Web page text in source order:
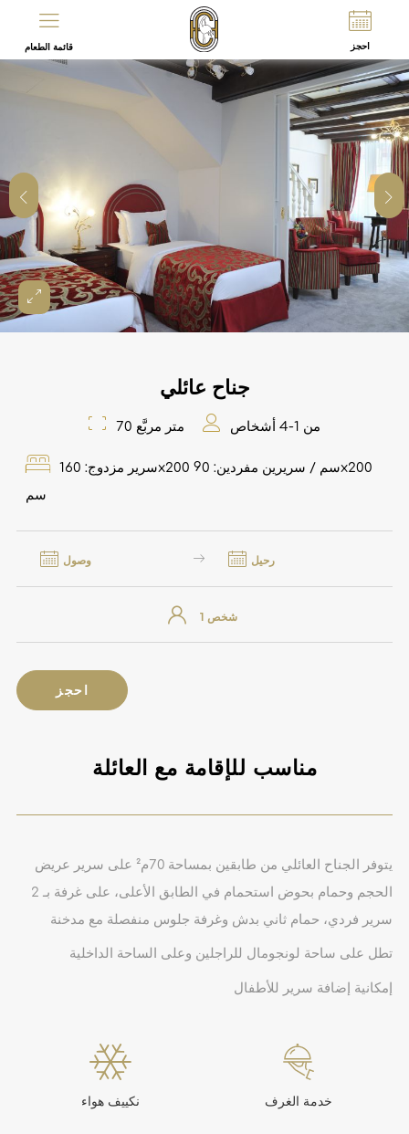
قائمة الطعام احجز
جناح عائلي
70 متر مربَّع من 1-4 أشخاص
سرير مزدوج: 160x200 سم / سريرين مفردين: 90x200
سم
وصول رحيل
احجز
مناسب للإقامة مع العائلة
يتوفر الجناح العائلي من طابقين بمساحة 70م² على سرير عريض
الحجم وحمام بحوض استحمام في الطابق الأعلى، على غرفة بـ 2
سرير فردي، حمام ثاني بدش وغرفة جلوس منفصلة مع مدخنة
تطل على ساحة لونجومال للراجلين وعلى الساحة الداخلية
إمكانية إضافة سرير للأطفال
نكييف هواء خدمة الغرف